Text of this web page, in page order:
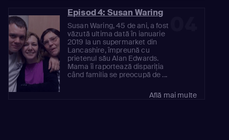
Episod 4: Susan Waring
Susan Waring, 45 de ani, a fost
văzută ultima dată în ianuarie
2019 la un supermarket din
Lancashire, împreună cu
prietenul său Alan Edwards.
Mama îi raportează dispariția
când familia se preocupă de ...
Află mai multe